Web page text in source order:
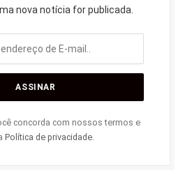
nova notícia for publicada.
concorda com nossos termos e
Política de privacidade.